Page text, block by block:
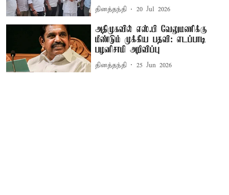
தினத்தந்தி 20 Jul 2026
அதிமுகவில் எஸ்.பி வேலுமணிக்கு
மீண்டும் முக்கிய பதவி: எடப்பாடி
பழனிசாமி அறிவிப்பு
தினத்தந்தி 25 Jun 2026